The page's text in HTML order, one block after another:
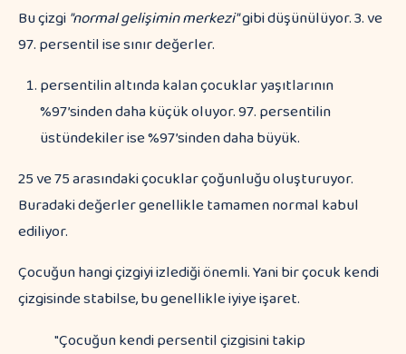
Bu çizgi"normal gelişimin merkezi"gibi düşünülüyor. 3. ve
97. persentil ise sınır değerler.
persentilin altında kalan çocuklar yaşıtlarının
%97’sinden daha küçük oluyor. 97. persentilin
üstündekiler ise %97’sinden daha büyük.
25 ve 75 arasındaki çocuklar çoğunluğu oluşturuyor.
Buradaki değerler genellikle tamamen normal kabul
ediliyor.
Çocuğun hangi çizgiyi izlediği önemli. Yani bir çocuk kendi
çizgisinde stabilse, bu genellikle iyiye işaret.
"Çocuğun kendi persentil çizgisini takip